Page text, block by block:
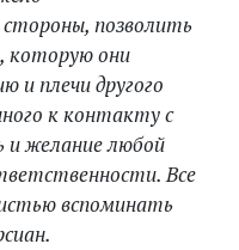
позволить
которую они
и плечи другого
к контакту с
желание любой
Все
вспоминать